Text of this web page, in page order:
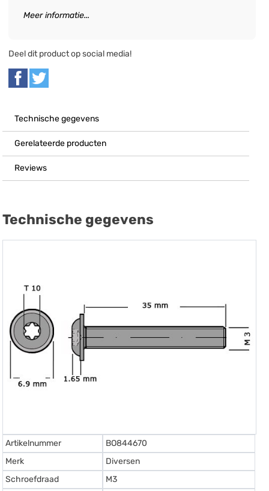
Meer informatie...
Deel dit product op social media!
Technische gegevens
Gerelateerde producten
Reviews
Technische gegevens
Artikelnummer
BO844670
Merk
Diversen
Schroefdraad
M3